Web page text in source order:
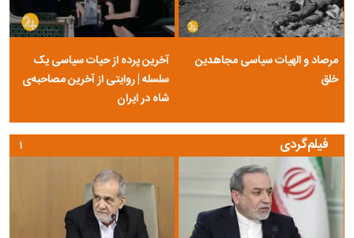
مرصاد و الهیات سیاسی مجاهدین
خلق
آخرین پرده از حیات سیاسی یک
سلسله | روایتی از آخرین مصاحبه‌ی
شاه در ایران
فیلم‌گردی ۱